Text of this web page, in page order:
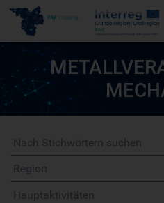
Suche
Region
Aktivitäten